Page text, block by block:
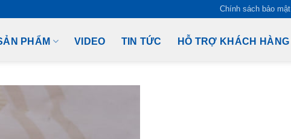
Chính sách bảo mật
PHẨM VIDEO TIN TỨC HỖ TRỢ KHÁCH HÀNG